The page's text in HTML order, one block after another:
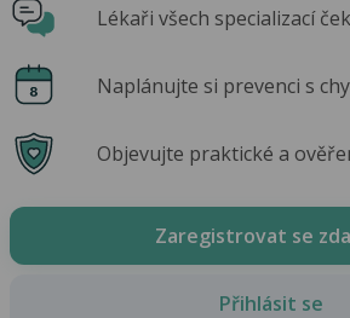
Lékaři všech specializací
Naplánujte si prevenci s
Objevujte praktické a
Zaregistrovat se
Přihlásit se